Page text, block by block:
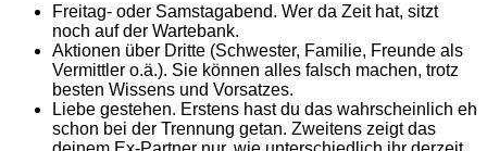
Freitag- oder Samstagabend. Wer da Zeit hat, sitzt
noch auf der Wartebank.
Aktionen über Dritte (Schwester, Familie, Freunde als
Vermittler o.ä.). Sie können alles falsch machen, trotz
besten Wissens und Vorsatzes.
Liebe gestehen. Erstens hast du das wahrscheinlich eh
schon bei der Trennung getan. Zweitens zeigt das